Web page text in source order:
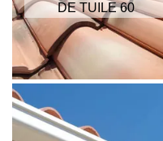
DE TUILE 60